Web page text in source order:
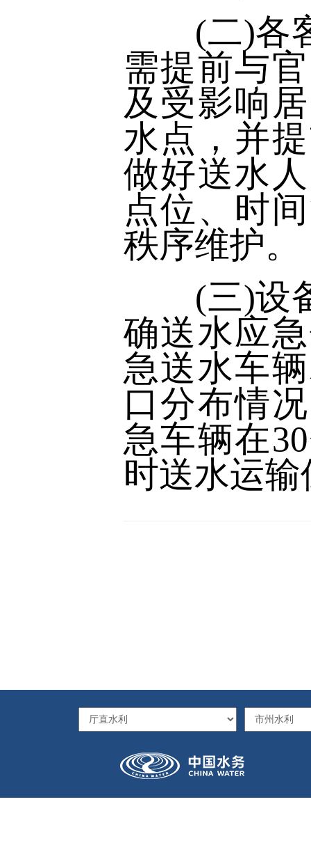
(二)各客
需提前与
及受影响
水点，并
做好送水
点位、时
秩序维护。
(三)设备
确送水应
急送水车
口分布情
急车辆在
时送水运输